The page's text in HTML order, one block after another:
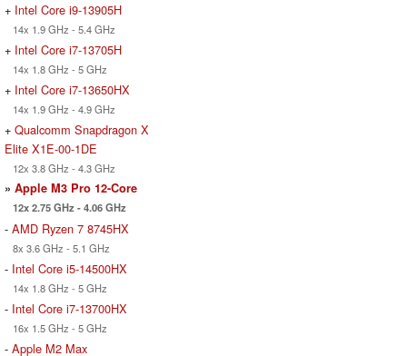
+ Intel Core i9-13905H
14x 1.9 GHz - 5.4 GHz
+ Intel Core i7-13705H
14x 1.8 GHz - 5 GHz
+ Intel Core i7-13650HX
14x 1.9 GHz - 4.9 GHz
+ Qualcomm Snapdragon X
Elite X1E-00-1DE
12x 3.8 GHz - 4.3 GHz
» Apple M3 Pro 12-Core
12x 2.75 GHz - 4.06 GHz
- AMD Ryzen 7 8745HX
8x 3.6 GHz - 5.1 GHz
- Intel Core i5-14500HX
14x 1.8 GHz - 5 GHz
- Intel Core i7-13700HX
16x 1.5 GHz - 5 GHz
- Apple M2 Max